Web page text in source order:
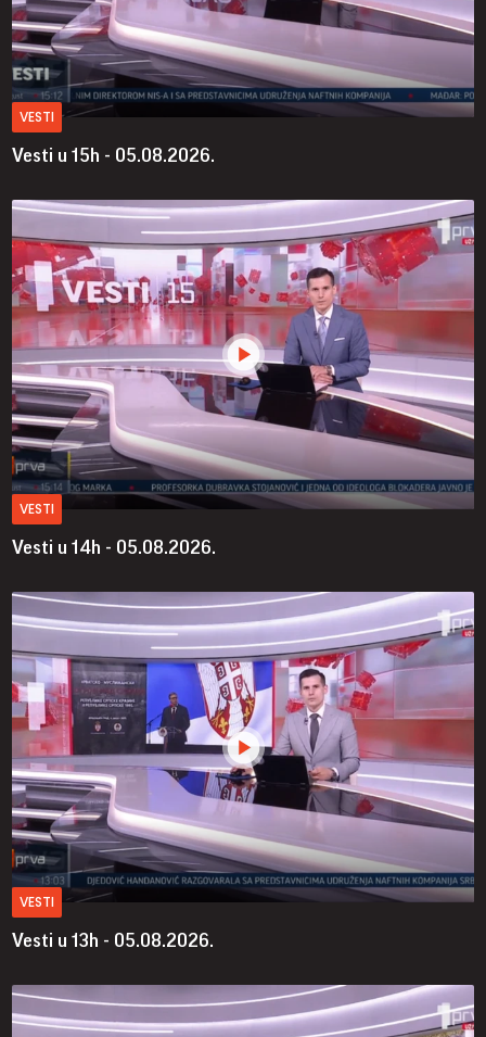
VESTI
Vesti u 15h - 05.08.2026.
VESTI
Vesti u 14h - 05.08.2026.
VESTI
Vesti u 13h - 05.08.2026.